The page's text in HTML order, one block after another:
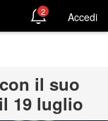
il suo
19 luglio
2 Accedi